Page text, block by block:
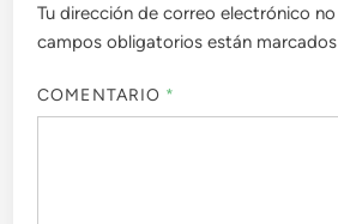
Tu dirección de correo electrónico
campos obligatorios están
COMENTARIO *